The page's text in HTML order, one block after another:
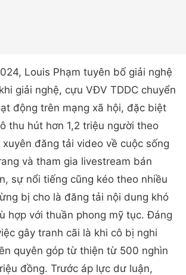
Louis Phạm tuyên bố giải nghệ
giải nghệ, cựu VĐV TDDC chuyển
động trên mạng xã hội, đặc biệt
thu hút hơn 1,2 triệu người theo
đăng tải video về cuộc sống
và tham gia livestream bán
sự nổi tiếng cũng kéo theo nhiều
bị cho là đăng tải nội dung khó
hợp với thuần phong mỹ tục. Đáng
gây tranh cãi là khi cô bị nghi
quyên góp từ thiện từ 500 nghìn
đồng. Trước áp lực dư luận,